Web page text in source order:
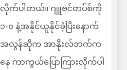
လိုက်ပါတယ်။ ဂျူဗင်တပ်စ်ကို
၁-၀ နဲ့အနိုင်ယူနိုင်ခဲ့ပြီးနောက်
အလွန်ဆိုက အာနိုးလ်ဘက်က
နေ ကာကွယ်ပြောကြားလိုက်ပါ